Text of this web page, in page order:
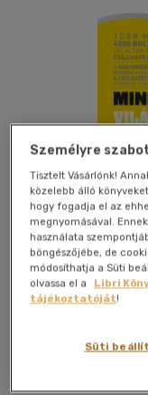
Kívánságlistához adom
Személyre
Tisztelt Vásárlónk!
közelebb álló
hogy fogadja el az
megnyomásával.
használata
böngészőjébe, de
módosíthatja a Süti
olvassa el a
Libri
tájékoztatóját!
Süti